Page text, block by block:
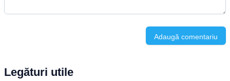
Adaugă comentariu
Legături utile